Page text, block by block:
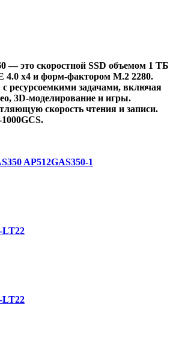
— это скоростной SSD объемом 1 ТБ
4.0 x4 и форм-фактором M.2 2280.
ресурсоемкими задачами, включая
3D-моделирование и игры.
скорость чтения и записи.
AP512GAS350-1
LT22
LT22